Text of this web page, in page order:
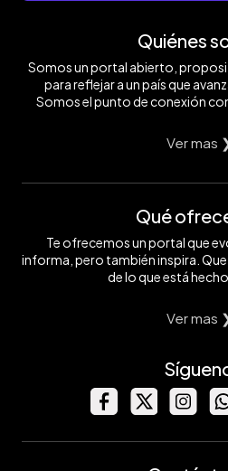
Quiénes
Somos un portal abierto,
para reflejar a un país que
Somos el punto de conexión
Ver mas
Qué
Te ofrecemos un portal que
informa, pero también inspira.
de lo que está
Ver mas